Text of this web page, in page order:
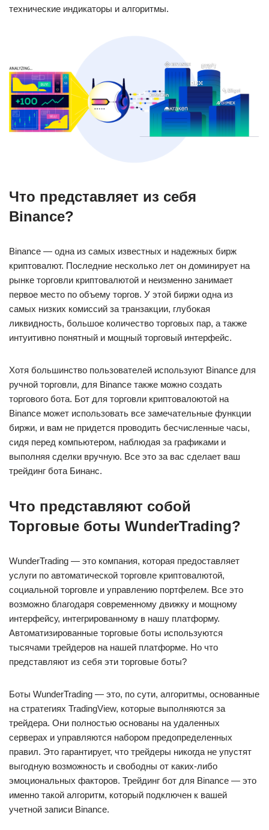
технические индикаторы и алгоритмы.
Что представляет из себя
Binance?
Binance — одна из самых известных и надежных бирж
криптовалют. Последние несколько лет он доминирует на
рынке торговли криптовалютой и неизменно занимает
первое место по объему торгов. У этой биржи одна из
самых низких комиссий за транзакции, глубокая
ликвидность, большое количество торговых пар, а также
интуитивно понятный и мощный торговый интерфейс.
Хотя большинство пользователей используют Binance для
ручной торговли, для Binance также можно создать
торгового бота. Бот для торговли криптовалоютой на
Binance может использовать все замечательные функции
биржи, и вам не придется проводить бесчисленные часы,
сидя перед компьютером, наблюдая за графиками и
выполняя сделки вручную. Все это за вас сделает ваш
трейдинг бота Бинанс.
Что представляют собой
Торговые боты WunderTrading?
WunderTrading — это компания, которая предоставляет
услуги по автоматической торговле криптовалютой,
социальной торговле и управлению портфелем. Все это
возможно благодаря современному движку и мощному
интерфейсу, интегрированному в нашу платформу.
Автоматизированные торговые боты используются
тысячами трейдеров на нашей платформе. Но что
представляют из себя эти торговые боты?
Боты WunderTrading — это, по сути, алгоритмы, основанные
на стратегиях TradingView, которые выполняются за
трейдера. Они полностью основаны на удаленных
серверах и управляются набором предопределенных
правил. Это гарантирует, что трейдеры никогда не упустят
выгодную возможность и свободны от каких-либо
эмоциональных факторов. Трейдинг бот для Binance — это
именно такой алгоритм, который подключен к вашей
учетной записи Binance.